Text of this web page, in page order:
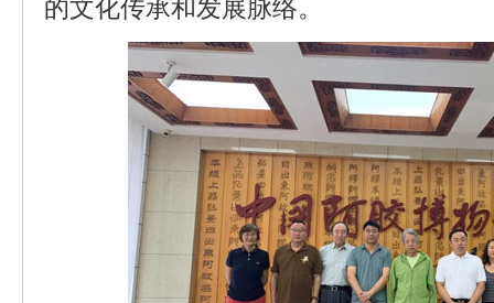
的文化传承和发展脉络。